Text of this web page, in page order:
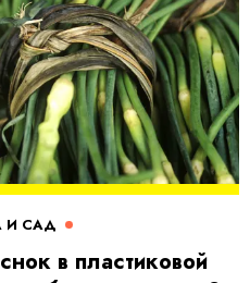
И САД
в пластиковой